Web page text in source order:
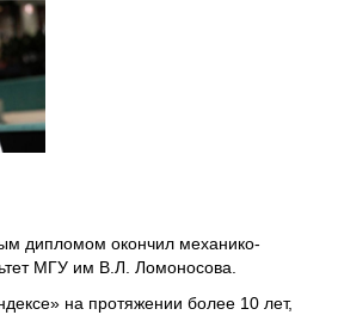
дипломом окончил механико-
МГУ им В.Л. Ломоносова.
на протяжении более 10 лет,